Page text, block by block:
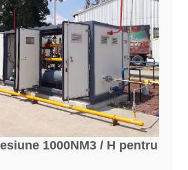
1000NM3 / H pentru